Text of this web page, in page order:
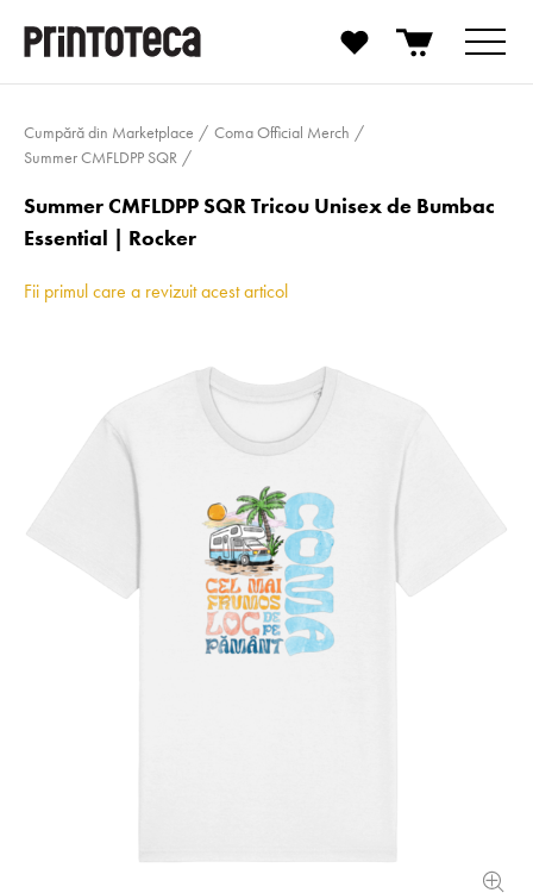
Cumpără din Marketplace
Coma Official Merch
Summer CMFLDPP SQR
Summer CMFLDPP SQR Tricou Unisex de Bumbac
Essential | Rocker
Fii primul care a revizuit acest articol